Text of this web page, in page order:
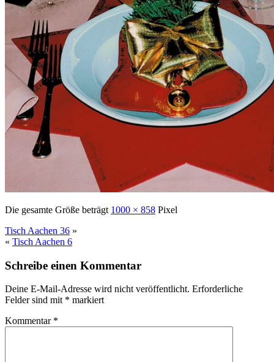
Die gesamte Größe beträgt 1000 × 858 Pixel
Tisch Aachen 36 »
« Tisch Aachen 6
Schreibe einen Kommentar
Deine E-Mail-Adresse wird nicht veröffentlicht. Erforderliche
Felder sind mit * markiert
Kommentar *